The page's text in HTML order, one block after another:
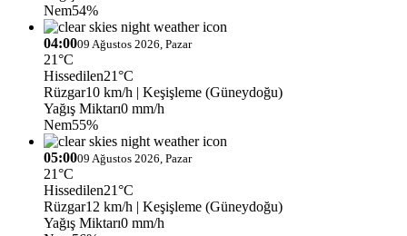
Nem54%
04:0009 Ağustos 2026, Pazar
21°C
Hissedilen21°C
Rüzgar10 km/h | Keşişleme (Güneydoğu)
Yağış Miktarı0 mm/h
Nem55%
05:0009 Ağustos 2026, Pazar
21°C
Hissedilen21°C
Rüzgar12 km/h | Keşişleme (Güneydoğu)
Yağış Miktarı0 mm/h